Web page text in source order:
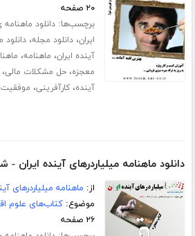
۲۰ صفحه
برچسب‌ها:دانلود
ایران،دانلود مجله،
آینده ایران، ماهنامه،
معجزه،حل مشکلات مالی،
آینده،کارآفرینی، موفقیت
دانلود ماهنامه میلیاردرهای آینده ایران -
از: ماهنامه میلیاردرهای
موضوع:کتاب‌های علوم
۲۶ صفحه